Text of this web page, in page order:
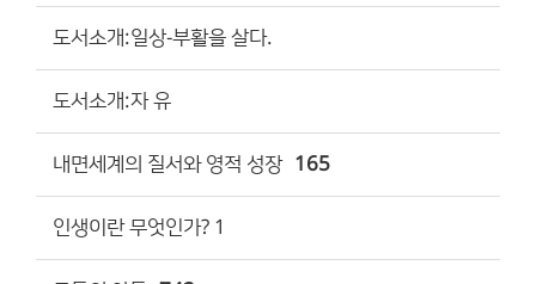
도서소개:일상-부활을 살다.
도서소개:자 유
내면세계의 질서와 영적 성장 165
인생이란 무엇인가? 1